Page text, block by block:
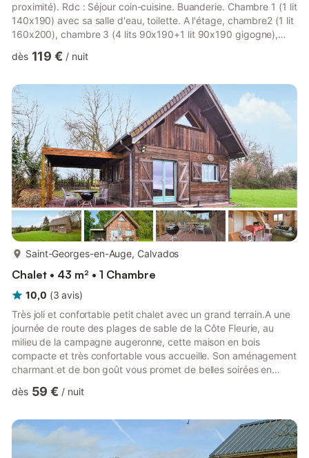
proximité). Rdc : Séjour coin-cuisine. Buanderie. Chambre 1 (1 lit
140x190) avec sa salle d'eau, toilette. A l'étage, chambre2 (1 lit
160x200), chambre 3 (4 lits 90x190+1 lit 90x190 gigogne),
baignoire bébé. Poêle à bois. TV. Chaîne hi-fi. Lave-linge.
Draps et linge de maison en location. Service ménage en
option. Terrain indépendant non clos. Terrasse....
dès 119 € / nuit
Saint-Georges-en-Auge, Calvados
Chalet • 43 m² • 1 Chambre
10,0 (3 avis)
Très joli et confortable petit chalet avec un grand terrain.A une
journée de route des plages de sable de la Côte Fleurie, au
milieu de la campagne augeronne, cette maison en bois
compacte et très confortable vous accueille. Son aménagement
charmant et de bon goût vous promet de belles soirées en
les familles qui recherchent le repos et la tranquillité en pleine
Savourez donc vos repas sur la terrasse et profitez de la vue
sur le paysage.Partez à la découverte des env...
dès 59 € / nuit